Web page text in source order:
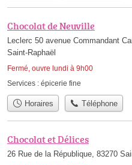
Chocolat de Neuville
Leclerc 50 avenue Commandant
Saint-Raphaël
Fermé, ouvre lundi à 9h00
Services : épicerie fine
Horaires Téléphone
Chocolat et Délices
26 Rue de la République, 83270